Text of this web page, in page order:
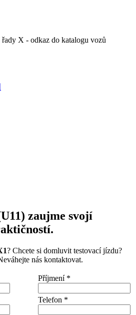
zaujme svojí
? Chcete si domluvit testovací jízdu?
nás kontaktovat.
Příjmení *
Telefon *